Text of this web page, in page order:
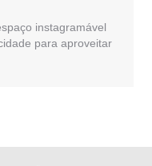
instagramável
para aproveitar